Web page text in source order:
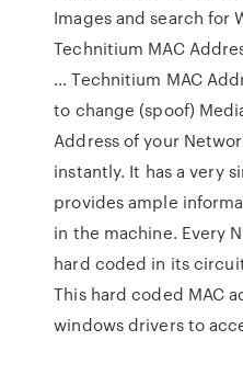
Images and search for
Technitium MAC
… Technitium MAC
to change (spoof)
Address of your
instantly. It has a very
provides ample
in the machine. Every
hard coded in its
This hard coded MAC
windows drivers to